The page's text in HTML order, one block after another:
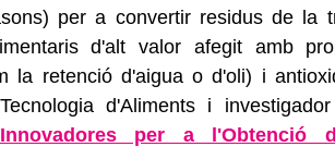
per a convertir residus de la
d'alt valor afegit amb
la retenció d'aigua o d'oli) i
d'Aliments i
per a l'Obtenció